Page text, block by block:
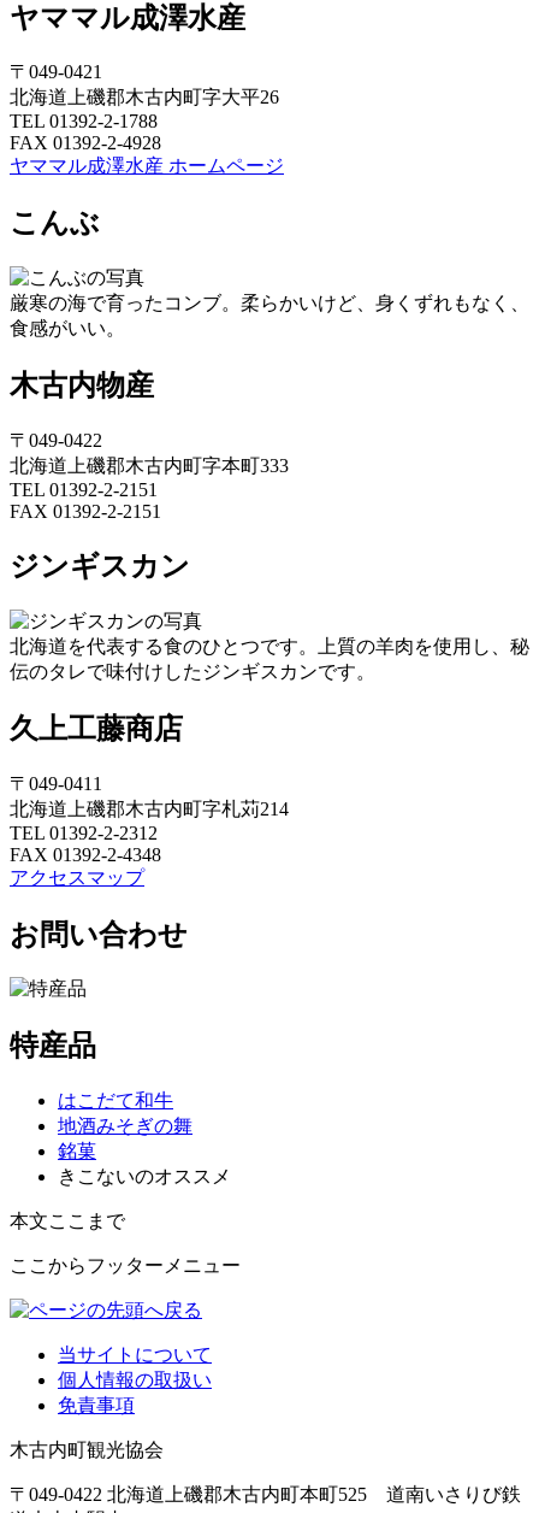
ヤママル成澤水産
〒049-0421
北海道上磯郡木古内町字大平26
TEL 01392-2-1788
FAX 01392-2-4928
ヤママル成澤水産 ホームページ
こんぶ
厳寒の海で育ったコンブ。柔らかいけど、身くずれもなく、
食感がいい。
木古内物産
〒049-0422
北海道上磯郡木古内町字本町333
TEL 01392-2-2151
FAX 01392-2-2151
ジンギスカン
北海道を代表する食のひとつです。上質の羊肉を使用し、秘
伝のタレで味付けしたジンギスカンです。
久上工藤商店
〒049-0411
北海道上磯郡木古内町字札苅214
TEL 01392-2-2312
FAX 01392-2-4348
アクセスマップ
お問い合わせ
特産品
はこだて和牛
地酒みそぎの舞
銘菓
きこないのオススメ
本文ここまで
ここからフッターメニュー
当サイトについて
個人情報の取扱い
免責事項
木古内町観光協会
〒049-0422 北海道上磯郡木古内町本町525 道南いさりび鉄